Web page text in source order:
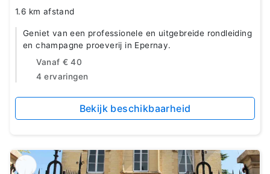
1.6 km afstand
Geniet van een professionele en uitgebreide rondleiding
en champagne proeverij in Epernay.
Vanaf € 40
4 ervaringen
Bekijk beschikbaarheid